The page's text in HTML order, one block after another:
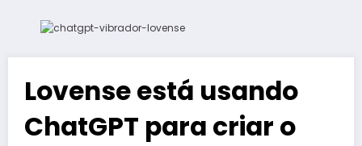
Lovense está usando
ChatGPT para criar o